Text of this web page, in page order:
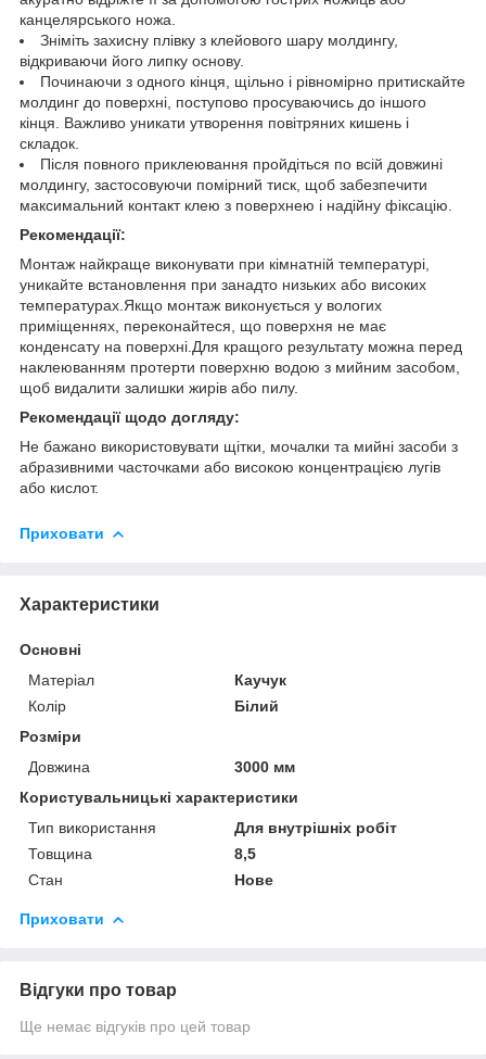
канцелярського ножа.
Зніміть захисну плівку з клейового шару молдингу,
відкриваючи його липку основу.
Починаючи з одного кінця, щільно і рівномірно притискайте
молдинг до поверхні, поступово просуваючись до іншого
кінця. Важливо уникати утворення повітряних кишень і
складок.
Після повного приклеювання пройдіться по всій довжині
молдингу, застосовуючи помірний тиск, щоб забезпечити
максимальний контакт клею з поверхнею і надійну фіксацію.
Рекомендації:
Монтаж найкраще виконувати при кімнатній температурі,
уникайте встановлення при занадто низьких або високих
температурах.Якщо монтаж виконується у вологих
приміщеннях, переконайтеся, що поверхня не має
конденсату на поверхні.Для кращого результату можна перед
наклеюванням протерти поверхню водою з мийним засобом,
щоб видалити залишки жирів або пилу.
Рекомендації щодо догляду:
Не бажано використовувати щітки, мочалки та мийні засоби з
абразивними часточками або високою концентрацією лугів
або кислот.
Приховати
Характеристики
Основні
Матеріал
Каучук
Колір
Білий
Розміри
Довжина
3000 мм
Користувальницькі характеристики
Тип використання
Для внутрішніх робіт
Товщина
8,5
Стан
Нове
Приховати
Відгуки про товар
Ще немає відгуків про цей товар